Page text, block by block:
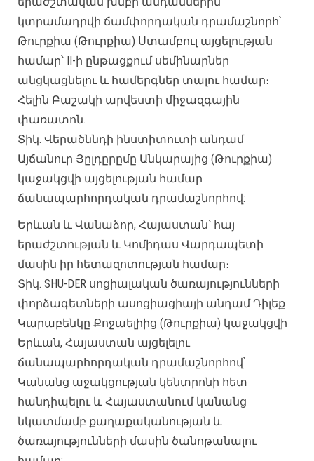
կտրամադրվի ճամփորդական դրամաշնորհ՝
Թուրքիա (Թուրքիա) Ստամբուլ այցելության
համար՝ II-ի ընթացքում սեմինարներ
անցկացնելու և համերգներ տալու համար։
Հելին Բաշակի արվեստի միջազգային
փառատոն.
Տիկ. Վերածննդի ինստիտուտի անդամ
Այճանուր Յըլդըրըմը Անկարայից (Թուրքիա)
կաջակցվի այցելության համար
ճանապարհորդական դրամաշնորհով:
Երևան և Վանաձոր, Հայաստան՝ հայ
երաժշտության և Կոմիդաս Վարդապետի
մասին իր հետազոտության համար։
Տիկ. SHU-DER սոցիալական ծառայությունների
փորձագետների ասոցիացիայի անդամ Դիլեք
Կարաբենկը Քոջաելիից (Թուրքիա) կաջակցվի
Երևան, Հայաստան այցելելու
ճանապարհորդական դրամաշնորհով՝
Կանանց աջակցության կենտրոնի հետ
հանդիպելու և Հայաստանում կանանց
նկատմամբ քաղաքականության և
ծառայությունների մասին ծանոթանալու